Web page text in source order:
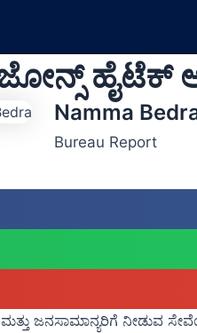
ಜೋನ್ಸ್ ಹೈಟೆಕ್
Namma
Bureau Report
ಜನಸಾಮಾನ್ಯರಿಗೆ ನೀಡುವ